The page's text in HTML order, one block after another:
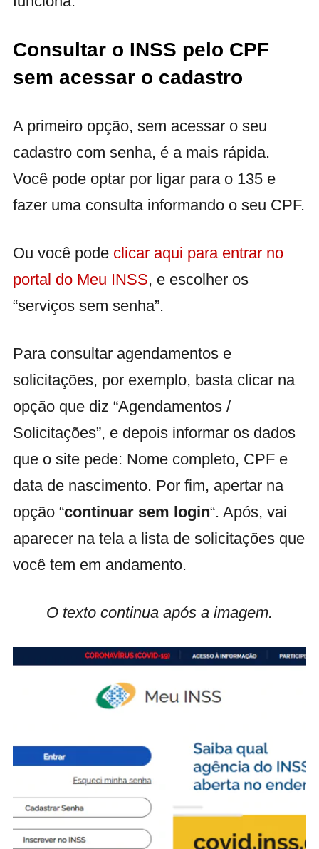
Consultar o INSS pelo CPF
sem acessar o cadastro
A primeiro opção, sem acessar o seu
cadastro com senha, é a mais rápida.
Você pode optar por ligar para o 135 e
fazer uma consulta informando o seu CPF.
Ou você pode clicar aqui para entrar no
portal do Meu INSS, e escolher os
“serviços sem senha”.
Para consultar agendamentos e
solicitações, por exemplo, basta clicar na
opção que diz “Agendamentos /
Solicitações”, e depois informar os dados
que o site pede: Nome completo, CPF e
data de nascimento. Por fim, apertar na
opção “continuar sem login“. Após, vai
aparecer na tela a lista de solicitações que
você tem em andamento.
O texto continua após a imagem.